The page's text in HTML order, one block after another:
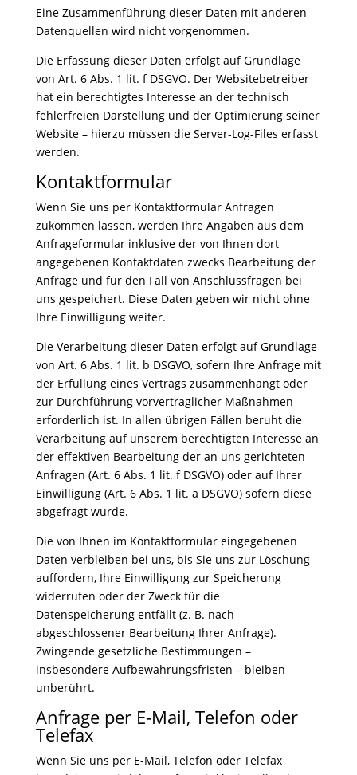
Eine Zusammenführung dieser Daten mit anderen
Datenquellen wird nicht vorgenommen.
Die Erfassung dieser Daten erfolgt auf Grundlage
von Art. 6 Abs. 1 lit. f DSGVO. Der Websitebetreiber
hat ein berechtigtes Interesse an der technisch
fehlerfreien Darstellung und der Optimierung seiner
Website – hierzu müssen die Server-Log-Files erfasst
werden.
Kontaktformular
Wenn Sie uns per Kontaktformular Anfragen
zukommen lassen, werden Ihre Angaben aus dem
Anfrageformular inklusive der von Ihnen dort
angegebenen Kontaktdaten zwecks Bearbeitung der
Anfrage und für den Fall von Anschlussfragen bei
uns gespeichert. Diese Daten geben wir nicht ohne
Ihre Einwilligung weiter.
Die Verarbeitung dieser Daten erfolgt auf Grundlage
von Art. 6 Abs. 1 lit. b DSGVO, sofern Ihre Anfrage mit
der Erfüllung eines Vertrags zusammenhängt oder
zur Durchführung vorvertraglicher Maßnahmen
erforderlich ist. In allen übrigen Fällen beruht die
Verarbeitung auf unserem berechtigten Interesse an
der effektiven Bearbeitung der an uns gerichteten
Anfragen (Art. 6 Abs. 1 lit. f DSGVO) oder auf Ihrer
Einwilligung (Art. 6 Abs. 1 lit. a DSGVO) sofern diese
abgefragt wurde.
Die von Ihnen im Kontaktformular eingegebenen
Daten verbleiben bei uns, bis Sie uns zur Löschung
auffordern, Ihre Einwilligung zur Speicherung
widerrufen oder der Zweck für die
Datenspeicherung entfällt (z. B. nach
abgeschlossener Bearbeitung Ihrer Anfrage).
Zwingende gesetzliche Bestimmungen –
insbesondere Aufbewahrungsfristen – bleiben
unberührt.
Anfrage per E-Mail, Telefon oder
Telefax
Wenn Sie uns per E-Mail, Telefon oder Telefax